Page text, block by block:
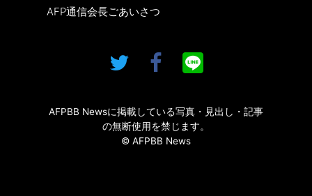
AFP通信会長ごあいさつ
AFPBB Newsに掲載している写真・見出し・記事
の無断使用を禁じます。
© AFPBB News